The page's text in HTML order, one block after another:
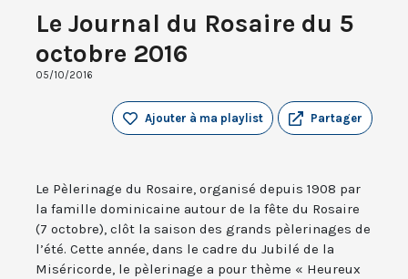
Le Journal du Rosaire du 5
octobre 2016
05/10/2016
Partager
Ajouter à ma playlist
Le Pèlerinage du Rosaire, organisé depuis 1908 par
la famille dominicaine autour de la fête du Rosaire
(7 octobre), clôt la saison des grands pèlerinages de
l’été. Cette année, dans le cadre du Jubilé de la
Miséricorde, le pèlerinage a pour thème « Heureux